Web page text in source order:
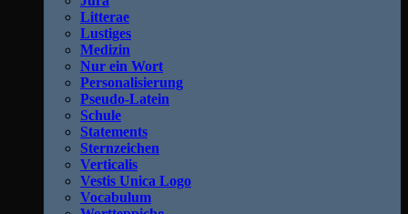
Litterae
Lustiges
Medizin
Nur ein Wort
Personalisierung
Pseudo-Latein
Schule
Statements
Sternzeichen
Verticalis
Vestis Unica Logo
Vocabulum